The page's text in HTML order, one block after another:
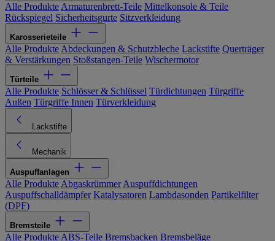
Alle Produkte Armaturenbrett-Teile Mittelkonsole & Teile
Rückspiegel Sicherheitsgurte Sitzverkleidung
Karosserieteile
Alle Produkte Abdeckungen & Schutzbleche Lackstifte Querträger
& Verstärkungen Stoßstangen-Teile Wischermotor
Türteile
Alle Produkte Schlösser & Schlüssel Türdichtungen Türgriffe
Außen Türgriffe Innen Türverkleidung
Lackstifte
Mechanik
Auspuffanlagen
Alle Produkte Abgaskrümmer Auspuffdichtungen
Auspuffschalldämpfer Katalysatoren Lambdasonden Partikelfilter
(DPF)
Bremsteile
Alle Produkte ABS-Teile Bremsbacken Bremsbeläge